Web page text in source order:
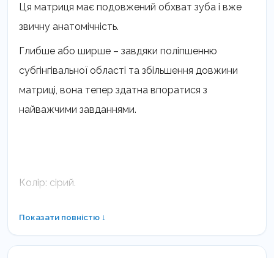
Ця матриця має подовжений обхват зуба і вже
звичну анатомічність.
Глибше або ширше – завдяки поліпшенню
субгінгівальної області та збільшення довжини
матриці, вона тепер здатна впоратися з
найважчими завданнями.
Колір: сірий.
Показати повністю ↓